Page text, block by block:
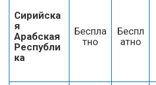
Сирийска
я
Арабская
Республи
ка
Беспла
тно
Беспл
атно